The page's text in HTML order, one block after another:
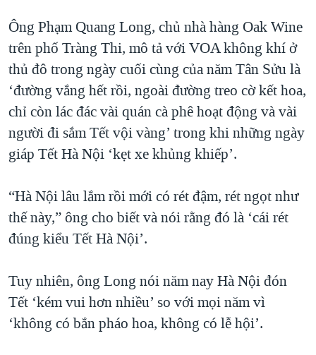
Ông Phạm Quang Long, chủ nhà hàng Oak Wine
trên phố Tràng Thi, mô tả với VOA không khí ở
thủ đô trong ngày cuối cùng của năm Tân Sửu là
‘đường vắng hết rồi, ngoài đường treo cờ kết hoa,
chỉ còn lác đác vài quán cà phê hoạt động và vài
người đi sắm Tết vội vàng’ trong khi những ngày
giáp Tết Hà Nội ‘kẹt xe khủng khiếp’.
“Hà Nội lâu lắm rồi mới có rét đậm, rét ngọt như
thế này,” ông cho biết và nói rằng đó là ‘cái rét
đúng kiểu Tết Hà Nội’.
Tuy nhiên, ông Long nói năm nay Hà Nội đón
Tết ‘kém vui hơn nhiều’ so với mọi năm vì
‘không có bắn pháo hoa, không có lễ hội’.